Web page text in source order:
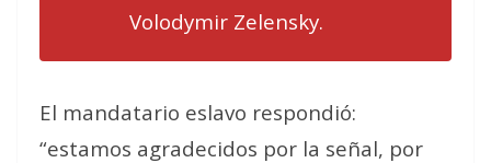
Volodymir Zelensky.
El mandatario eslavo respondió:
“estamos agradecidos por la señal, por